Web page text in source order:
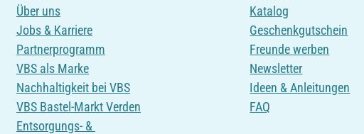
Über uns
Jobs & Karriere
Partnerprogramm
VBS als Marke
Nachhaltigkeit bei VBS
VBS Bastel-Markt Verden
Entsorgungs- &
Katalog
Geschenkgutschein
Freunde werben
Newsletter
Ideen & Anleitungen
FAQ